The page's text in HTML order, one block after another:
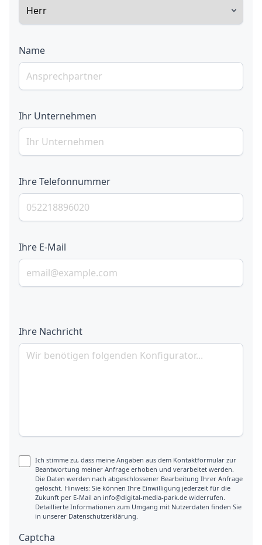
Name
Ihr Unternehmen
Ihre Telefonnummer
Ihre E-Mail
Ihre Nachricht
Ich stimme zu, dass meine Angaben aus dem Kontaktformular zur
Beantwortung meiner Anfrage erhoben und verarbeitet werden.
Die Daten werden nach abgeschlossener Bearbeitung Ihrer Anfrage
gelöscht. Hinweis: Sie können Ihre Einwilligung jederzeit für die
Zukunft per E-Mail an info@digital-media-park.de widerrufen.
Detaillierte Informationen zum Umgang mit Nutzerdaten finden Sie
in unserer Datenschutzerklärung.
Captcha